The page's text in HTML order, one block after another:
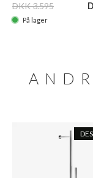
DKK 3.595
På lager